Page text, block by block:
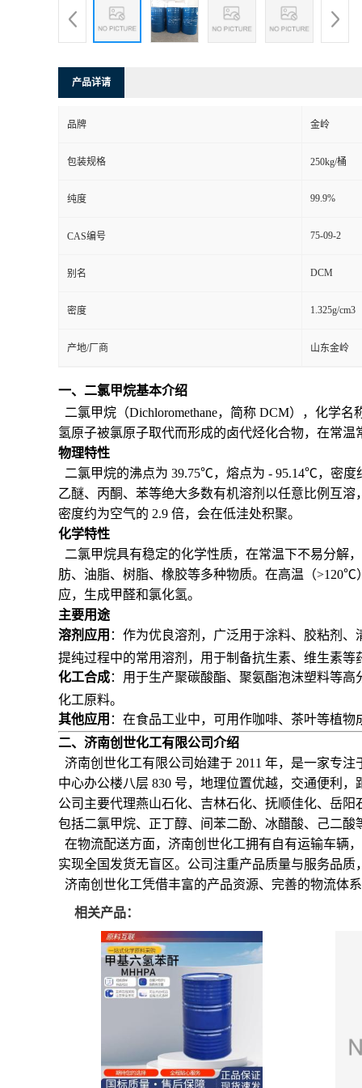
产品详请
品牌 金岭
包装规格 250kg/桶
纯度 99.9%
CAS编号 75-09-2
别名 DCM
密度 1.325g/cm3
产地/厂商 山东金岭
一、二氯甲烷基本介绍
二氯甲烷（Dichloromethane，简称 DCM），化学
氢原子被氯原子取代而形成的卤代烃化合物，在常
物理特性
二氯甲烷的沸点为 39.75℃，熔点为 - 95.14℃，密度
乙醚、丙酮、苯等绝大多数有机溶剂以任意比例互
密度约为空气的 2.9 倍，会在低洼处积聚。
化学特性
二氯甲烷具有稳定的化学性质，在常温下不易分解
肪、油脂、树脂、橡胶等多种物质。在高温（
应，生成甲醛和氯化氢。
主要用途
溶剂应用 ：作为优良溶剂，广泛用于涂料、胶粘剂
提纯过程中的常用溶剂，用于制备抗生素、维生素等
化工合成：用于生产聚碳酸酯、聚氨酯泡沫塑料等
化工原料。
其他应用 ：在食品工业中，可用作咖啡、茶叶等植
二、济南创世化工有限公司介绍
济南创世化工有限公司始建于 2011 年，是一家专
中心办公楼八层 830 号，地理位置优越，交通便利
公司主要代理燕山石化、吉林石化、抚顺佳化、岳
包括二氯甲烷、正丁醇、间苯二酚、冰醋酸、己二
在物流配送方面，济南创世化工拥有自有运输车辆
实现全国发货无盲区。公司注重产品质量与服务品
济南创世化工凭借丰富的产品资源、完善的物流体
相关产品：